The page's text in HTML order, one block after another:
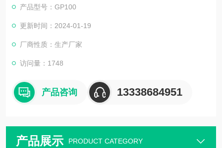
料不断产生新的界面而不再留有任何死角。
产品型号：GP100
更新时间：2024-01-19
厂商性质：生产厂家
访问量：1748
产品咨询 13338684951
产品展示 PRODUCT CATEGORY